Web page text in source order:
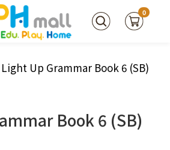
0
Light Up Grammar Book 6 (SB)
Book 6 (SB)